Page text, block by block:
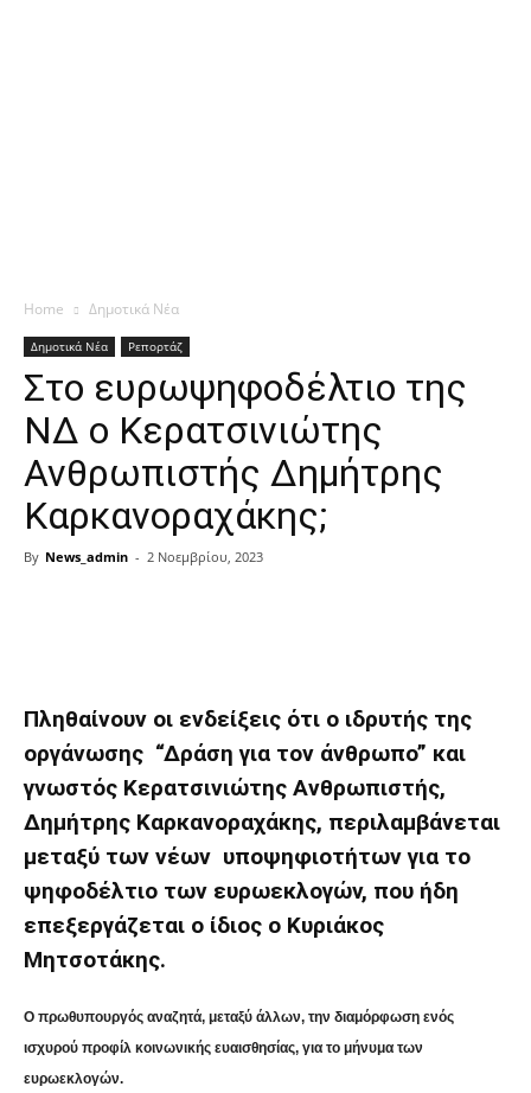
Home Δημοτικά Νέα
Δημοτικά Νέα Ρεπορτάζ
Στο ευρωψηφοδέλτιο της
ΝΔ ο Κερατσινιώτης
Ανθρωπιστής Δημήτρης
Καρκανοραχάκης;
By News_admin - 2 Νοεμβρίου, 2023
Πληθαίνουν οι ενδείξεις ότι ο ιδρυτής της
οργάνωσης “Δράση για τον άνθρωπο” και
γνωστός Κερατσινιώτης Ανθρωπιστής,
Δημήτρης Καρκανοραχάκης, περιλαμβάνεται
μεταξύ των νέων υποψηφιοτήτων για το
ψηφοδέλτιο των ευρωεκλογών, που ήδη
επεξεργάζεται ο ίδιος ο Κυριάκος
Μητσοτάκης.
Ο πρωθυπουργός αναζητά, μεταξύ άλλων, την διαμόρφωση ενός
ισχυρού προφίλ κοινωνικής ευαισθησίας, για το μήνυμα των
ευρωεκλογών.